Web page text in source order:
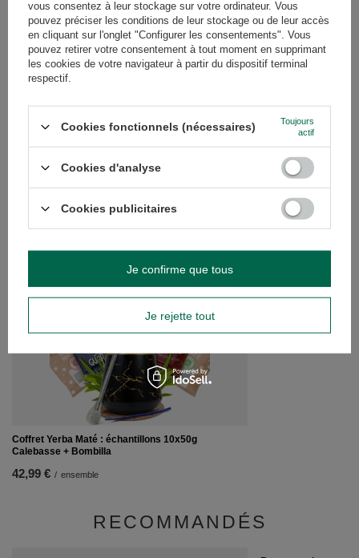
AVIS (0)
questions ?
Posez votre question et nous vous
seront publiées pour que d'autres
Poser une question
Coffret Yerba Maté : échantillons 10x50g
Calebasse + Bombilla
42,99 € / ensemble
RECOMMANDÉS
vous consentez à leur stockage sur votre ordinateur. Vous
pouvez préciser les conditions de leur stockage ou de leur accès
en cliquant sur l'onglet "Configurer les consentements". Vous
pouvez retirer votre consentement à tout moment en supprimant
les cookies de votre navigateur à partir du dispositif terminal
respectif.
Cookies fonctionnels (nécessaires)
Toujours
actif
Cookies d'analyse
Cookies publicitaires
Je rejette tout
Je confirme que tous